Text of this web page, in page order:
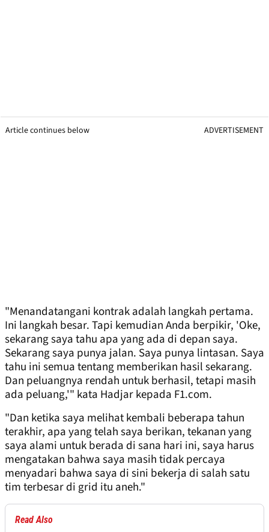
Article continues below ADVERTISEMENT
"Menandatangani kontrak adalah langkah pertama.
Ini langkah besar. Tapi kemudian Anda berpikir, 'Oke,
sekarang saya tahu apa yang ada di depan saya.
Sekarang saya punya jalan. Saya punya lintasan. Saya
tahu ini semua tentang memberikan hasil sekarang.
Dan peluangnya rendah untuk berhasil, tetapi masih
ada peluang,'" kata Hadjar kepada F1.com.
"Dan ketika saya melihat kembali beberapa tahun
terakhir, apa yang telah saya berikan, tekanan yang
saya alami untuk berada di sana hari ini, saya harus
mengatakan bahwa saya masih tidak percaya
menyadari bahwa saya di sini bekerja di salah satu
tim terbesar di grid itu aneh."
Read Also